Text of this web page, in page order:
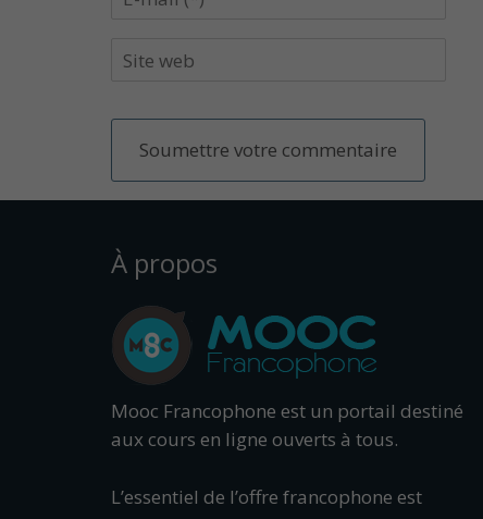
À propos
Mooc Francophone est un portail destiné
aux cours en ligne ouverts à tous.
L’essentiel de l’offre francophone est